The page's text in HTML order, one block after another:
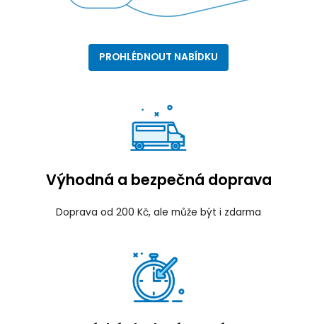
PROHLÉDNOUT NABÍDKU
Výhodná a bezpečná doprava
Doprava od 200 Kč, ale může být i zdarma